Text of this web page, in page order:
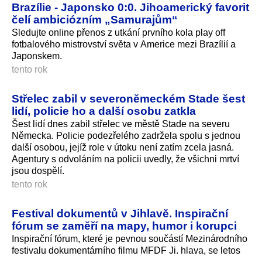
Brazílie - Japonsko 0:0. Jihoamerický favorit
čelí ambiciózním „Samurajům“
Sledujte online přenos z utkání prvního kola play off
fotbalového mistrovství světa v Americe mezi Brazílií a
Japonskem.
tento rok
Střelec zabil v severoněmeckém Stade šest
lidí, policie ho a další osobu zatkla
Šest lidí dnes zabil střelec ve městě Stade na severu
Německa. Policie podezřelého zadržela spolu s jednou
další osobou, jejíž role v útoku není zatím zcela jasná.
Agentury s odvoláním na policii uvedly, že všichni mrtví
jsou dospělí.
tento rok
Festival dokumentů v Jihlavě. Inspirační
fórum se zaměří na mapy, humor i korupci
Inspirační fórum, které je pevnou součástí Mezinárodního
festivalu dokumentárního filmu MFDF Ji. hlava, se letos